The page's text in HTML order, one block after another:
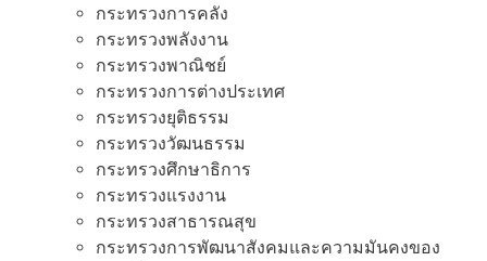
กระทรวงการคลัง
กระทรวงพลังงาน
กระทรวงพาณิชย์
กระทรวงการต่างประเทศ
กระทรวงยุติธรรม
กระทรวงวัฒนธรรม
กระทรวงศึกษาธิการ
กระทรวงแรงงาน
กระทรวงสาธารณสุข
กระทรวงการพัฒนาสังคมและความมันคงของ